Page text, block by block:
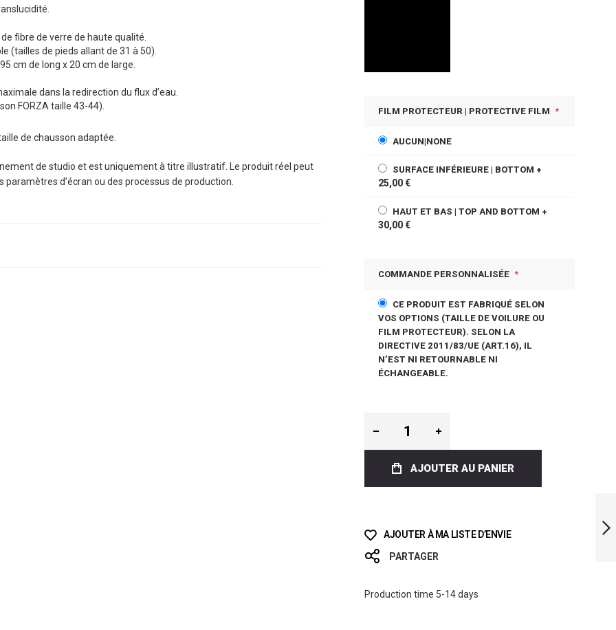
fibre de verre de haute qualité.
(tailles de pieds allant de 31 à 50).
cm de long x 20 cm de large.
dans la redirection du flux d’eau.
FORZA taille 43-44).
de chausson adaptée.
de studio et est uniquement à titre illustratif. Le produit réel peut
d’écran ou des processus de production.
FILM PROTECTEUR | PROTECTIVE FILM
AUCUN|NONE
SURFACE INFÉRIEURE | BOTTOM +
25,00 €
HAUT ET BAS | TOP AND BOTTOM +
30,00 €
COMMANDE PERSONNALISÉE
CE PRODUIT EST FABRIQUÉ SELON
VOS OPTIONS (TAILLE DE VOILURE OU
FILM PROTECTEUR). SELON LA
DIRECTIVE 2011/83/UE (ART.16), IL
N’EST NI RETOURNABLE NI
ÉCHANGEABLE.
AJOUTER AU PANIER
AJOUTER À MA LISTE D’ENVIE
PARTAGER
Production time 5-14 days